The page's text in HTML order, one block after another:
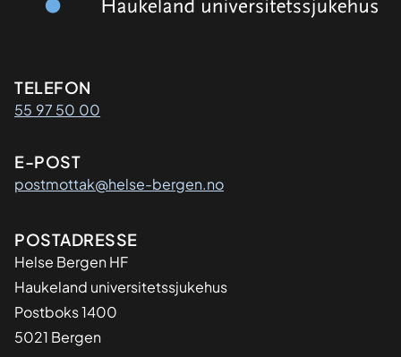
Kontaktinformasjon
TELEFON
55 97 50 00
E-POST
postmottak@helse-bergen.no
Adresse
POSTADRESSE
Helse Bergen HF
Haukeland universitetssjukehus
Postboks 1400
5021 Bergen